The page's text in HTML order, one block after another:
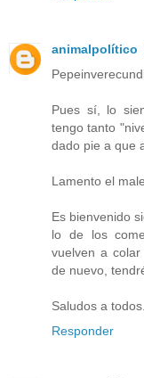
animalpolítico
Pues sí, lo
tengo tanto
dado pie a que
Lamento el
Es bienvenido
lo de los
vuelven a
de nuevo,
Saludos a todos.
Responder